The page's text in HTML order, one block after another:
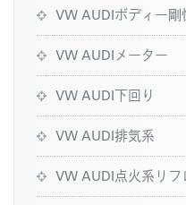
VW AUDIボディー剛
VW AUDIメーター
VW AUDI下回り
VW AUDI排気系
VW AUDI点火系リフ